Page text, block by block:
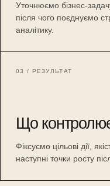
Уточнюємо бізнес-
після чого поєднуємо
аналітику.
03 / РЕЗУЛЬТАТ
Що
Фіксуємо цільові дії,
наступні точки росту